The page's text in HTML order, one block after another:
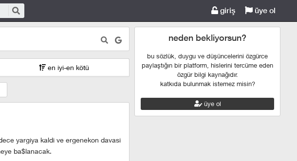
giriş üye ol
en iyi-en kötü
yargiya kaldi ve ergenekon davasi
ba$lanacak.
neden bekliyorsun?
bu sözlük, duygu ve düşüncelerini özgürce
paylaştığın bir platform, hislerini tercüme eden
özgür bilgi kaynağıdır.
katkıda bulunmak istemez misin?
üye ol